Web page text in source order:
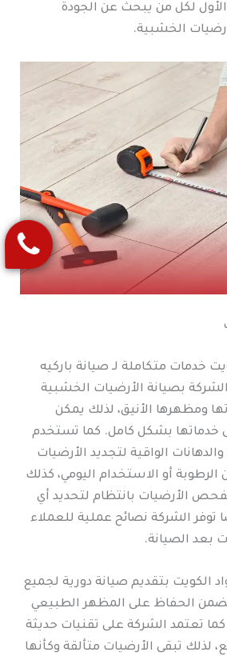
لكل من يبحث عن الجودة
الخشبية.
خدمات متكاملة لـ صيانة باركيه
بصيانة الأرضيات الخشبية
ومظهرها الأنيق، لذلك يمكن
خدماتها بشكل كامل. كما تستخدم
الواقية لتجديد الأرضيات
الرطوبة أو الاستخدام اليومي، كذلك
الأرضيات بانتظام لتحديد أي
توفر الشركة نصائح عملية للعملاء
بعد الصيانة.
الكويت بتقديم صيانة دورية لجميع
تضمن الحفاظ على المظهر الطبيعي
تعتمد الشركة على تقنيات حديثة
لذلك تبقى الأرضيات متألقة وكأنها